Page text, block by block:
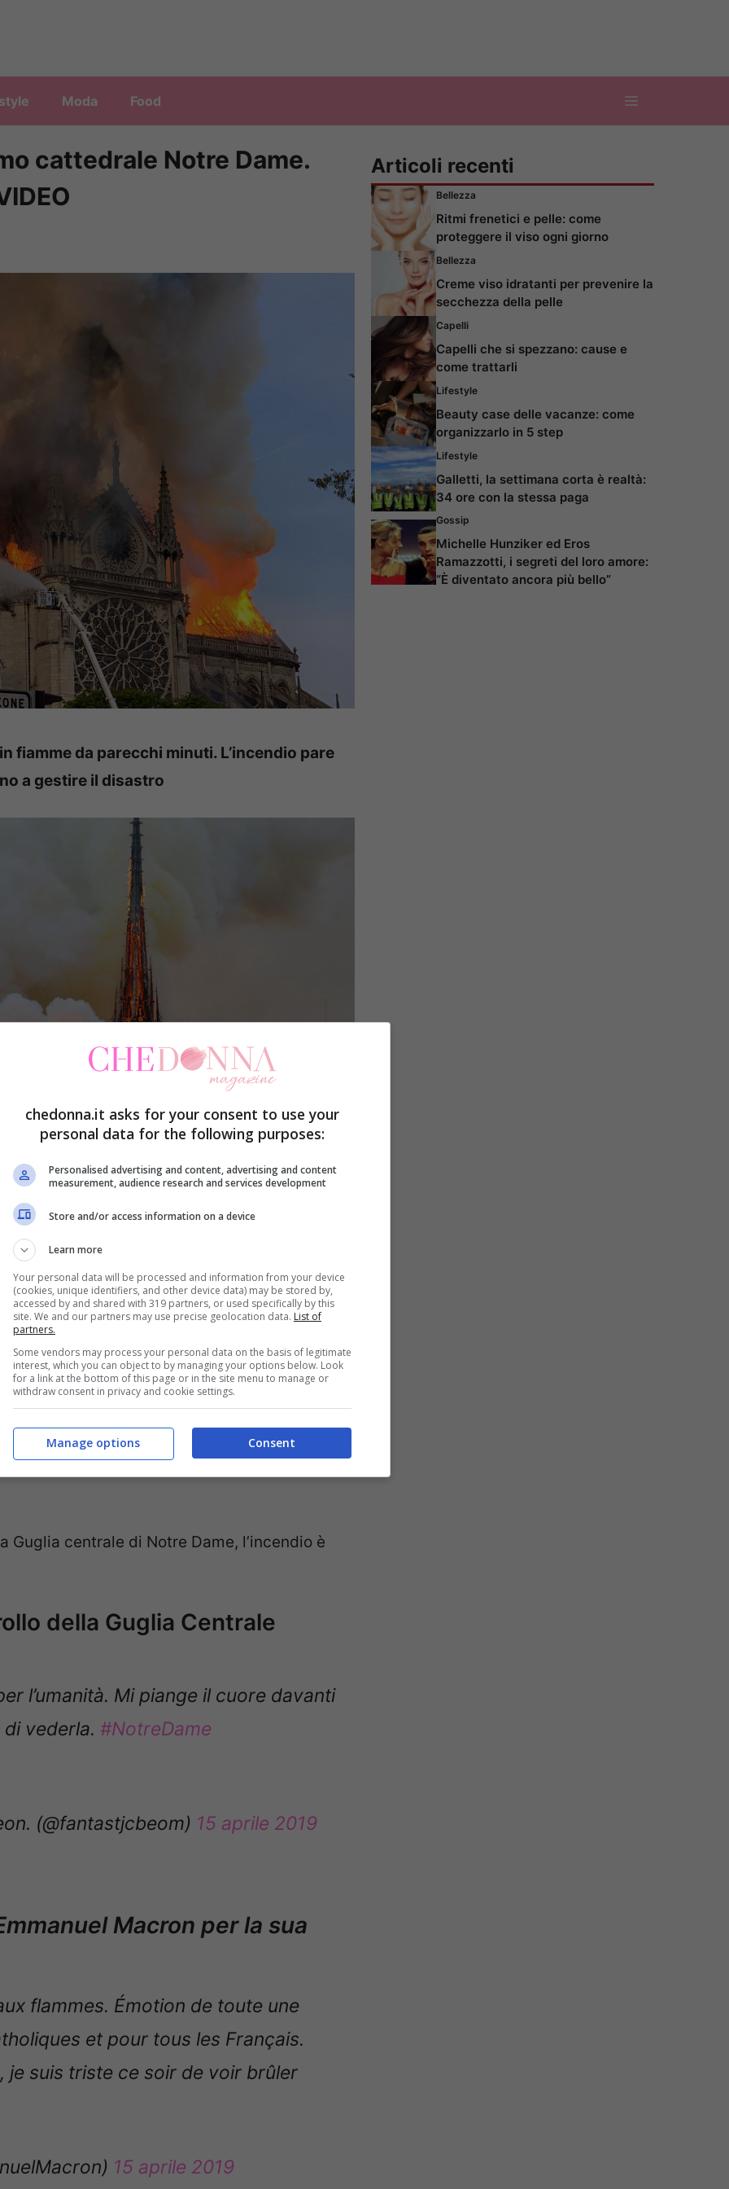
Moda Food
cattedrale Notre Dame.
fiamme da parecchi minuti. L’incendio pare
a gestire il disastro
Dame Cathedral (Photo by FRANCOIS GUILLOT / AFP)
Images)
scioccante: la famosissima e bellissima
capitale Francese, da diversi minuti è
dai vigili del fuoco e dalle forze che
ristrutturazione, e l’incendio pare sia di
Guglia centrale di Notre Dame, l’incendio è
della Guglia Centrale
l’umanità. Mi piange il cuore davanti
vederla. #NotreDame
(@fantastjcbeom) 15 aprile 2019
Macron per la sua
flammes. Émotion de toute une
et pour tous les Français.
suis triste ce soir de voir brûler
Articoli recenti
Bellezza
Ritmi frenetici e pelle: come
proteggere il viso ogni giorno
Bellezza
Creme viso idratanti per prevenire la
secchezza della pelle
Capelli
Capelli che si spezzano: cause e
come trattarli
Lifestyle
Beauty case delle vacanze: come
organizzarlo in 5 step
Lifestyle
Galletti, la settimana corta è realtà:
34 ore con la stessa paga
Gossip
Michelle Hunziker ed Eros
Ramazzotti, i segreti del loro amore:
“È diventato ancora più bello”
chedonna.it asks for your consent to use your
personal data for the following purposes:
Personalised advertising and content, advertising and content
measurement, audience research and services development
Store and/or access information on a device
Learn more
Your personal data will be processed and information from your device
(cookies, unique identifiers, and other device data) may be stored by,
accessed by and shared with 319 partners, or used specifically by this
site. We and our partners may use precise geolocation data. List of
partners.
Some vendors may process your personal data on the basis of legitimate
interest, which you can object to by managing your options below. Look
for a link at the bottom of this page or in the site menu to manage or
withdraw consent in privacy and cookie settings.
Consent
Manage options